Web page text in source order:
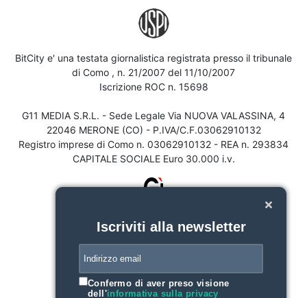
BitCity e' una testata giornalistica registrata presso il tribunale
di Como , n. 21/2007 del 11/10/2007
Iscrizione ROC n. 15698
G11 MEDIA S.R.L. - Sede Legale Via NUOVA VALASSINA, 4
22046 MERONE (CO) - P.IVA/C.F.03062910132
Registro imprese di Como n. 03062910132 - REA n. 293834
CAPITALE SOCIALE Euro 30.000 i.v.
Iscriviti alla newsletter
Confermo di aver preso visione
dell'informativa sulla privacy